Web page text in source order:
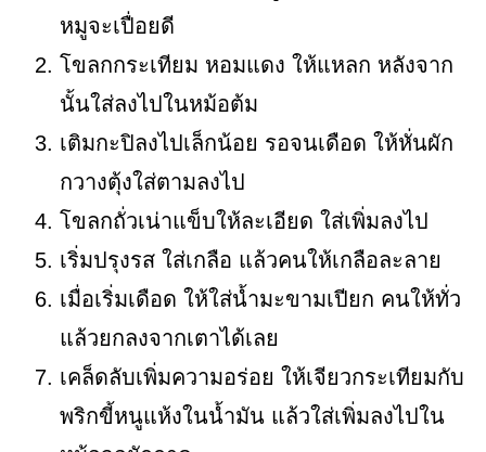
หมูจะเปื่อยดี
โขลกกระเทียม หอมแดง ให้แหลก หลังจาก
นั้นใส่ลงไปในหม้อต้ม
เติมกะปิลงไปเล็กน้อย รอจนเดือด ให้หั่นผัก
กวางตุ้งใส่ตามลงไป
โขลกถั่วเน่าแข็บให้ละเอียด ใส่เพิ่มลงไป
เริ่มปรุงรส ใส่เกลือ แล้วคนให้เกลือละลาย
เมื่อเริ่มเดือด ให้ใส่น้ำมะขามเปียก คนให้ทั่ว
แล้วยกลงจากเตาได้เลย
เคล็ดลับเพิ่มความอร่อย ให้เจียวกระเทียมกับ
พริกขี้หนูแห้งในน้ำมัน แล้วใส่เพิ่มลงไปใน